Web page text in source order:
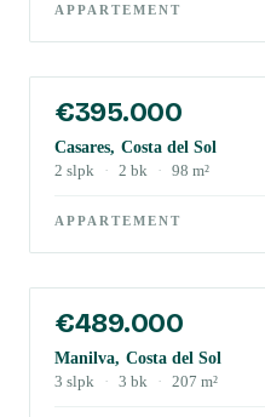
APPARTEMENT
€395.000
Casares, Costa del Sol
2 slpk · 2 bk · 98 m²
APPARTEMENT
€489.000
Manilva, Costa del Sol
3 slpk · 3 bk · 207 m²